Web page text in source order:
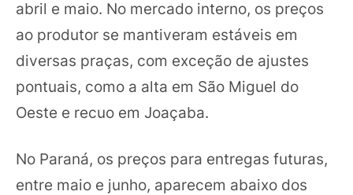
abril e maio. No mercado interno, os preços
ao produtor se mantiveram estáveis em
diversas praças, com exceção de ajustes
pontuais, como a alta em São Miguel do
Oeste e recuo em Joaçaba.
No Paraná, os preços para entregas futuras,
entre maio e junho, aparecem abaixo dos